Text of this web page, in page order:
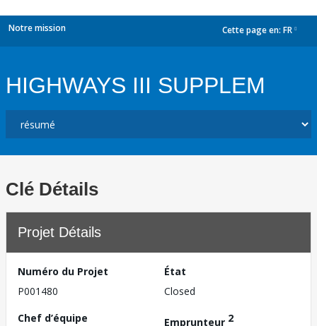
Notre mission Cette page en: FR
HIGHWAYS III SUPPLEM
Clé Détails
Projet Détails
Numéro du Projet
P001480
État
Closed
Chef d’équipe
Emprunteur 2